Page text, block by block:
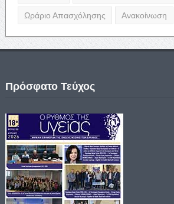
Ωράριο Απασχόλησης Ανακοίνωση
Πρόσφατο Τεύχος